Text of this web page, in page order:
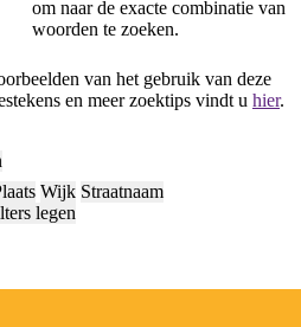
om naar de exacte combinatie van
woorden te zoeken.
van het gebruik van deze
en meer zoektips vindt u hier.
Wijk Straatnaam
legen